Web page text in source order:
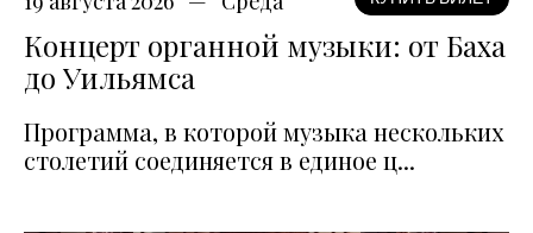
Концерт органной музыки: от Баха
до Уильямса
Программа, в которой музыка нескольких
столетий соединяется в единое ц...